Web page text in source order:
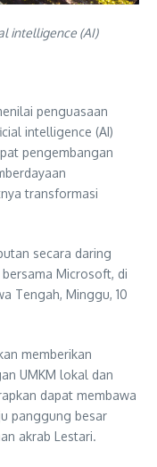
intelligence (AI)
penguasaan
intelligence (AI)
pengembangan
transformasi
secara daring
Microsoft, di
Tengah, Minggu, 10
memberikan
UMKM lokal dan
dapat membawa
panggung besar
akrab Lestari.